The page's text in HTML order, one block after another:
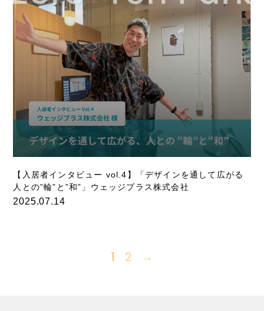
【入居者インタビュー vol.4】「デザインを通して広がる
人との”輪”と”和”」ウェッジプラス株式会社
2025.07.14
1 2 →